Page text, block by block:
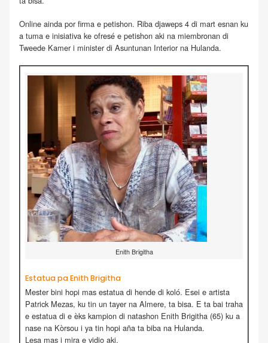
Online ainda por firma e petishon. Riba djaweps 4 di mart esnan ku
a tuma e inisiativa ke ofresé e petishon aki na miembronan di
Tweede Kamer i minister di Asuntunan Interior na Hulanda.
Enith Brigitha
Estatua pa Enith Brigitha
Mester bini hopi mas estatua di hende di koló. Esei e artista
Patrick Mezas, ku tin un tayer na Almere, ta bisa. E ta bai traha
e estatua di e èks kampion di natashon Enith Brigitha (65) ku a
nase na Kòrsou i ya tin hopi aña ta biba na Hulanda.
Lesa mas i mira e vidio aki.